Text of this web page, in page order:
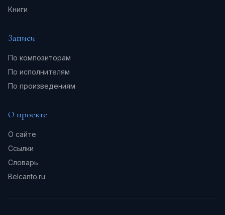
Книги
Записи
По композиторам
По исполнителям
По произведениям
О проекте
О сайте
Ссылки
Словарь
Belcanto.ru